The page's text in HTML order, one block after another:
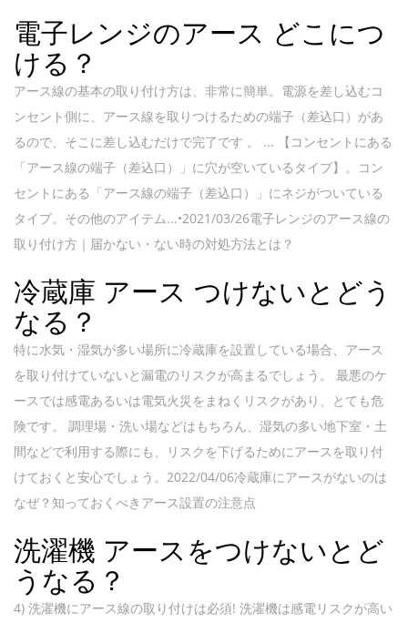
電子レンジのアース どこにつ
ける？
アース線の基本の取り付け方は、非常に簡単。電源を差し込むコ
ンセント側に、アース線を取りつけるための端子（差込口）があ
るので、そこに差し込むだけで完了です 。 ... 【コンセントにある
「アース線の端子（差込口）」に穴が空いているタイプ】。コン
セントにある「アース線の端子（差込口）」にネジがついている
タイプ。その他のアイテム...•2021/03/26電子レンジのアース線の
取り付け方｜届かない・ない時の対処方法とは？
冷蔵庫 アース つけないとどう
なる？
特に水気・湿気が多い場所に冷蔵庫を設置している場合、アース
を取り付けていないと漏電のリスクが高まるでしょう。 最悪のケ
ースでは感電あるいは電気火災をまねくリスクがあり、とても危
険です。 調理場・洗い場などはもちろん、湿気の多い地下室・土
間などで利用する際にも、リスクを下げるためにアースを取り付
けておくと安心でしょう。2022/04/06冷蔵庫にアースがないのは
なぜ？知っておくべきアース設置の注意点
洗濯機 アースをつけないとど
うなる？
4) 洗濯機にアース線の取り付けは必須! 洗濯機は感電リスクが高い